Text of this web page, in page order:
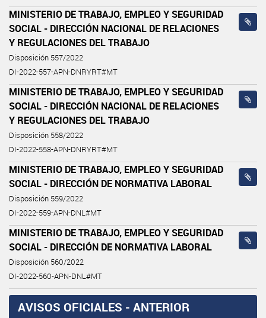
MINISTERIO DE TRABAJO, EMPLEO Y SEGURIDAD
SOCIAL - DIRECCIÓN NACIONAL DE RELACIONES
Y REGULACIONES DEL TRABAJO
Disposición 557/2022
DI-2022-557-APN-DNRYRT#MT
MINISTERIO DE TRABAJO, EMPLEO Y SEGURIDAD
SOCIAL - DIRECCIÓN NACIONAL DE RELACIONES
Y REGULACIONES DEL TRABAJO
Disposición 558/2022
DI-2022-558-APN-DNRYRT#MT
MINISTERIO DE TRABAJO, EMPLEO Y SEGURIDAD
SOCIAL - DIRECCIÓN DE NORMATIVA LABORAL
Disposición 559/2022
DI-2022-559-APN-DNL#MT
MINISTERIO DE TRABAJO, EMPLEO Y SEGURIDAD
SOCIAL - DIRECCIÓN DE NORMATIVA LABORAL
Disposición 560/2022
DI-2022-560-APN-DNL#MT
AVISOS OFICIALES - ANTERIOR